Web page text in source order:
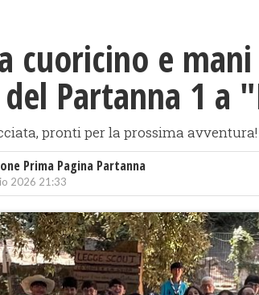
cuoricino e
Partanna 1 a
pronti per la prossima avventura!
Prima Pagina Partanna
2026 21:33